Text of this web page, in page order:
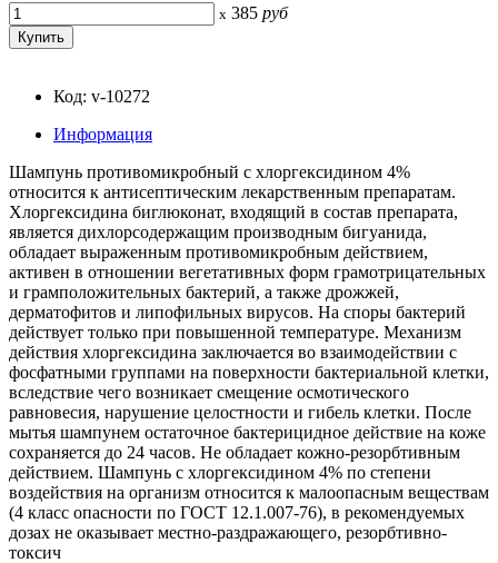
x 385 руб
Код: v-10272
Информация
Шампунь противомикробный с хлоргексидином 4%
относится к антисептическим лекарственным препаратам.
Хлоргексидина биглюконат, входящий в состав препарата,
является дихлорсодержащим производным бигуанида,
обладает выраженным противомикробным действием,
активен в отношении вегетативных форм грамотрицательных
и грамположительных бактерий, а также дрожжей,
дерматофитов и липофильных вирусов. На споры бактерий
действует только при повышенной температуре. Механизм
действия хлоргексидина заключается во взаимодействии с
фосфатными группами на поверхности бактериальной клетки,
вследствие чего возникает смещение осмотического
равновесия, нарушение целостности и гибель клетки. После
мытья шампунем остаточное бактерицидное действие на коже
сохраняется до 24 часов. Не обладает кожно-резорбтивным
действием. Шампунь с хлоргексидином 4% по степени
воздействия на организм относится к малоопасным веществам
(4 класс опасности по ГОСТ 12.1.007-76), в рекомендуемых
дозах не оказывает местно-раздражающего, резорбтивно-
токсич